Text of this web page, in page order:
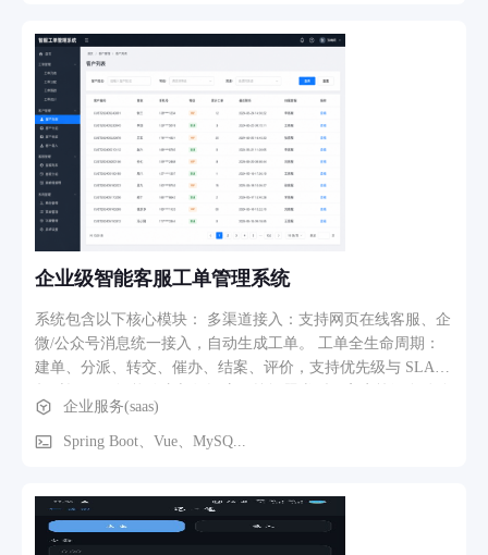
集团核心数字资产进行沉淀、管理和应用的重要抓手。
企业级智能客服工单管理系统
系统包含以下核心模块： 多渠道接入：支持网页在线客服、企
微/公众号消息统一接入，自动生成工单。 工单全生命周期：
建单、分派、转交、催办、结案、评价，支持优先级与 SLA
配客服；沉淀常见问题与话术库，降低重复应答成本。 坐席工
作台：会话列表、客户画像、历史工单一屏查看，支持内部备
企业服务(saas)
Spring Boot、Vue、MySQ...